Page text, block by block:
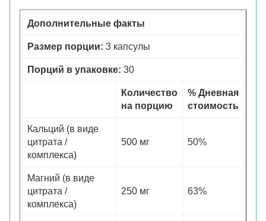
Дополнительные факты
Размер порции: 3 капсулы
Порций в упаковке: 30
Количество
на порцию
% Дневная
стоимость
Кальций (в виде
цитрата /
комплекса)
500 мг 50%
Магний (в виде
цитрата /
комплекса)
250 мг 63%